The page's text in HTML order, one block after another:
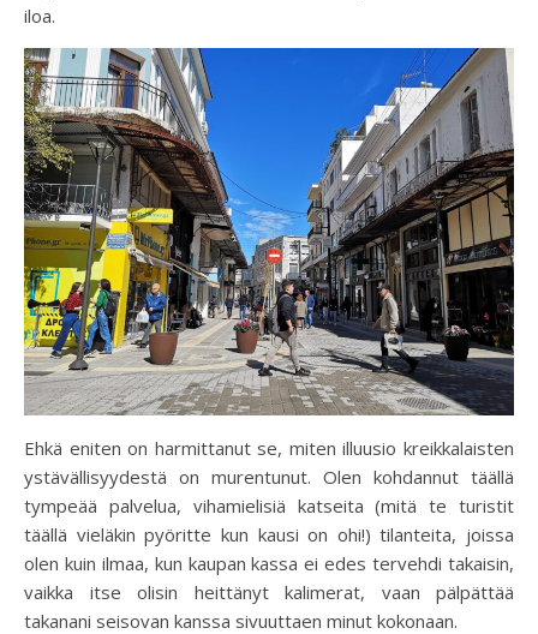
iloa.
Ehkä eniten on harmittanut se, miten illuusio kreikkalaisten
ystävällisyydestä on murentunut. Olen kohdannut täällä
tympeää palvelua, vihamielisiä katseita (mitä te turistit
täällä vieläkin pyöritte kun kausi on ohi!) tilanteita, joissa
olen kuin ilmaa, kun kaupan kassa ei edes tervehdi takaisin,
vaikka itse olisin heittänyt kalimerat, vaan pälpättää
takanani seisovan kanssa sivuuttaen minut kokonaan.